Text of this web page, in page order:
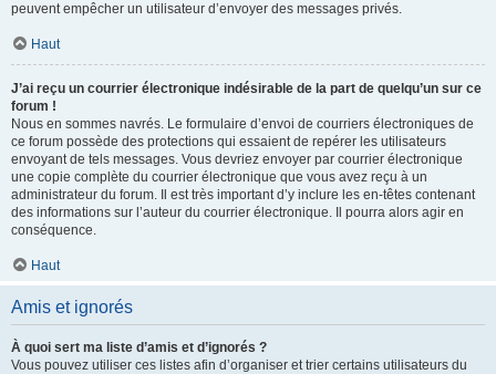
peuvent empêcher un utilisateur d’envoyer des messages privés.
Haut
J’ai reçu un courrier électronique indésirable de la part de quelqu’un sur ce
forum !
Nous en sommes navrés. Le formulaire d’envoi de courriers électroniques de
ce forum possède des protections qui essaient de repérer les utilisateurs
envoyant de tels messages. Vous devriez envoyer par courrier électronique
une copie complète du courrier électronique que vous avez reçu à un
administrateur du forum. Il est très important d’y inclure les en-têtes contenant
des informations sur l’auteur du courrier électronique. Il pourra alors agir en
conséquence.
Haut
Amis et ignorés
À quoi sert ma liste d’amis et d’ignorés ?
Vous pouvez utiliser ces listes afin d’organiser et trier certains utilisateurs du